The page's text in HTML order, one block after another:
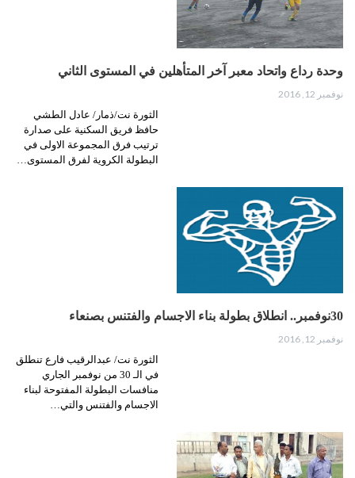
وحدة رداع واتحاد معبر آخر المتأهلين في المستوى الثاني
نوفمبر 12, 2016
الثورة نت/ذمار/ عادل الطشي
حافظ فريق السكنية على صدارة
ترتيب فرق المجموعة الاولى في
البطولة الكروية لفرق المستوى…
30نوفمبر.. انطلاق بطولة بناء الاجسام والفتنس بصنعاء
نوفمبر 12, 2016
الثورة نت/ عبدالرقيب فارع تنطلق
في الـ 30 من نوفمبر الجاري
منافسات البطولة المفتوحة لبناء
الاجسام والفتنس والتي…